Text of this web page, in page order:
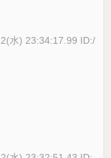
水) 23:34:17.99 ID:/